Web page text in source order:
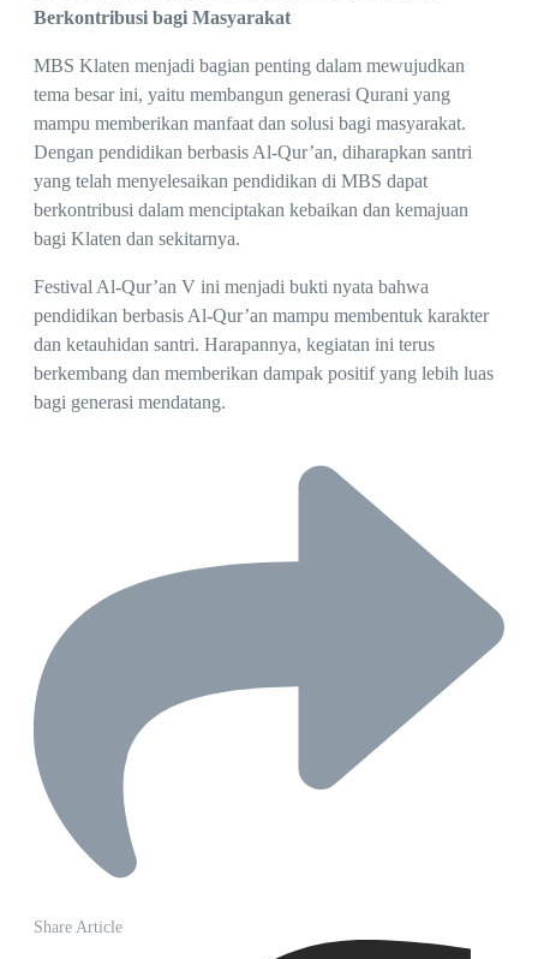
Berkontribusi bagi Masyarakat
MBS Klaten menjadi bagian penting dalam mewujudkan
tema besar ini, yaitu membangun generasi Qurani yang
mampu memberikan manfaat dan solusi bagi masyarakat.
Dengan pendidikan berbasis Al-Qur’an, diharapkan santri
yang telah menyelesaikan pendidikan di MBS dapat
berkontribusi dalam menciptakan kebaikan dan kemajuan
bagi Klaten dan sekitarnya.
Festival Al-Qur’an V ini menjadi bukti nyata bahwa
pendidikan berbasis Al-Qur’an mampu membentuk karakter
dan ketauhidan santri. Harapannya, kegiatan ini terus
berkembang dan memberikan dampak positif yang lebih luas
bagi generasi mendatang.
Share Article